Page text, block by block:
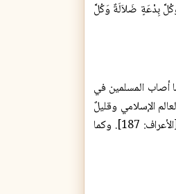
بِدْعَةٍ ضَلاَلَةٌ وَكُلَّ
أصاب المسلمين في
الإسلامي وقليلٌ
ممن لا يزالون يعتصمون بكلمة الحق وباتباع الكتاب والسنة، أما الأكثرون فكما قال رب العالمين: (وَلَكِنَّ أَكْثَرَهُمْ لَا يَعْلَمُونَ) [الأعراف: 187]. وكما